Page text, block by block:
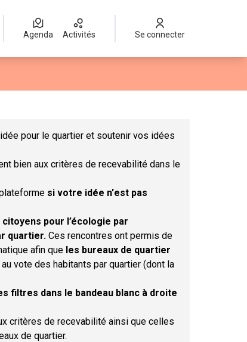
Agenda Activités Se connecter
pour le quartier et soutenir vos idées
bien aux critères de recevabilité dans le
si votre idée n'est pas
pour l’écologie par
quartier. Ces rencontres ont permis de
afin que les bureaux de quartier
vote des habitants par quartier (dont la
filtres dans le bandeau blanc à droite
critères de recevabilité ainsi que celles
de quartier.